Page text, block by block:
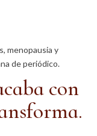
menopausia y
de periódico.
con